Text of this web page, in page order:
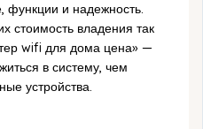
функции и надежность.
стоимость владения так
wifi для дома цена» —
в систему, чем
устройства.